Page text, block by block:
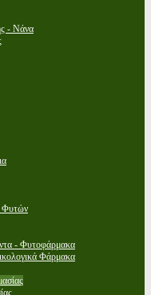
- Νάνα
Φυτών
- Φυτοφάρμακα
Φάρμακα